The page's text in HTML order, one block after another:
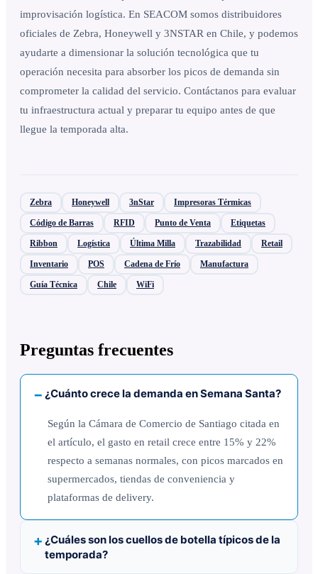
improvisación logística. En SEACOM somos distribuidores
oficiales de Zebra, Honeywell y 3NSTAR en Chile, y podemos
ayudarte a dimensionar la solución tecnológica que tu
operación necesita para absorber los picos de demanda sin
comprometer la calidad del servicio. Contáctanos para evaluar
tu infraestructura actual y preparar tu equipo antes de que
llegue la temporada alta.
Zebra Honeywell 3nStar Impresoras Térmicas
Código de Barras RFID Punto de Venta Etiquetas
Ribbon Logística Última Milla Trazabilidad Retail
Inventario POS Cadena de Frío Manufactura
Guía Técnica Chile WiFi
Preguntas frecuentes
¿Cuánto crece la demanda en Semana Santa?
Según la Cámara de Comercio de Santiago citada en
el artículo, el gasto en retail crece entre 15% y 22%
respecto a semanas normales, con picos marcados en
supermercados, tiendas de conveniencia y
plataformas de delivery.
¿Cuáles son los cuellos de botella típicos de la
temporada?